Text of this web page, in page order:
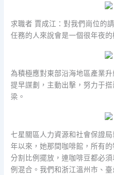
求職者 賈成江：對我們崗位的
任務的人來說會是一個很年夜的
為積極應對東部沿海地區產業
提早謀劃，主動出擊，努力于
梁。
七星關區人力資源和社會保證
年以來，她那間咖啡館，所有
分割比例擺放，連咖啡豆都必
例混合。我們和浙江溫州市、